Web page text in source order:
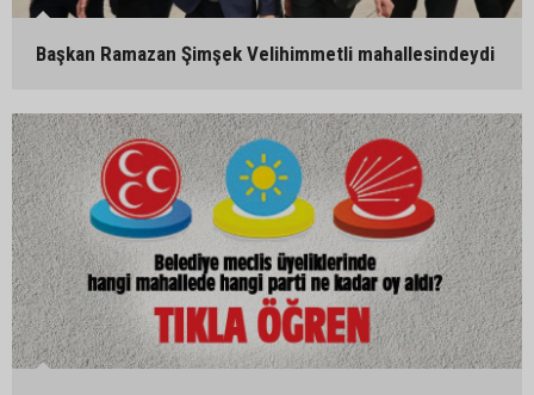
Başkan Ramazan Şimşek Velihimmetli mahallesindeydi